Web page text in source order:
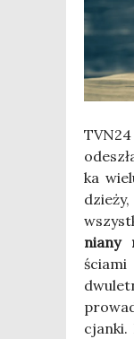
ka
nia­ny
cjan­ki.